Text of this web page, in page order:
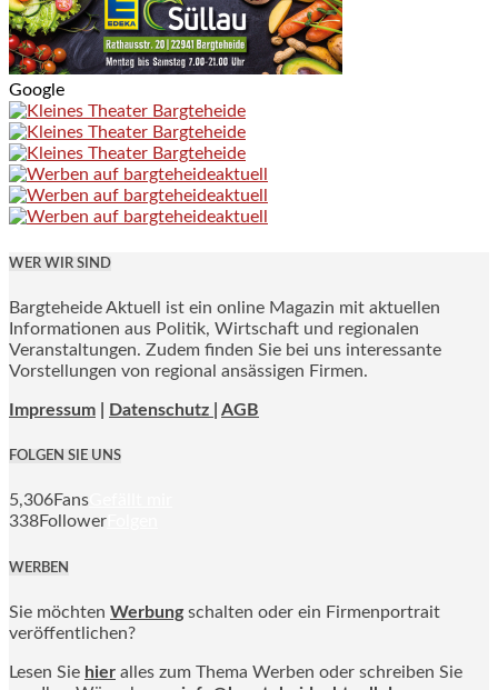
Google
WER WIR SIND
Bargteheide Aktuell ist ein online Magazin mit aktuellen
Informationen aus Politik, Wirtschaft und regionalen
Veranstaltungen. Zudem finden Sie bei uns interessante
Vorstellungen von regional ansässigen Firmen.
Impressum Datenschutz | AGB
FOLGEN SIE UNS
5,306Fans
338Follower
WERBEN
Sie möchten Werbung schalten oder ein Firmenportrait
veröffentlichen?
Lesen Sie hier alles zum Thema Werben oder schreiben Sie